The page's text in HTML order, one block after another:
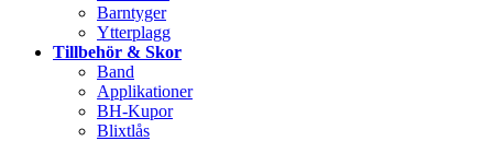
Barntyger
Ytterplagg
Tillbehör & Skor
Band
Applikationer
BH-Kupor
Blixtlås